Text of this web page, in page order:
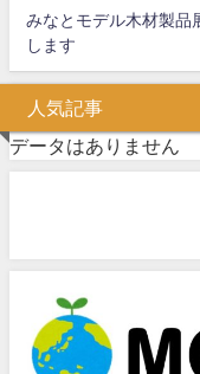
みなとモデル木材製品
します
人気記事
データはありません